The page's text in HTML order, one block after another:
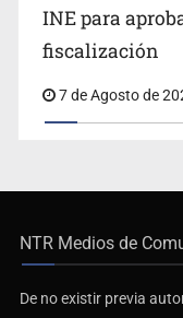
INE para
fiscalización
7 de Agosto de
NTR Medios de
De no existir previa